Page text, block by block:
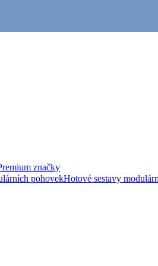
značky
pohovekHotové sestavy